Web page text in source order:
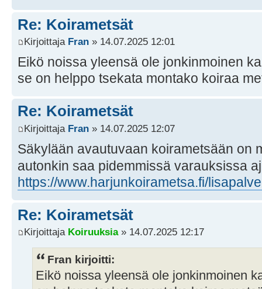
Re: Koirametsät
Kirjoittaja Fran » 14.07.2025 12:01
Eikö noissa yleensä ole jonkinmoinen
se on helppo tsekata montako koiraa
Re: Koirametsät
Kirjoittaja Fran » 14.07.2025 12:07
Säkylään avautuvaan koirametsään on
autonkin saa pidemmissä varauksissa
https://www.harjunkoirametsa.fi/
Re: Koirametsät
Kirjoittaja Koiruuksia» 14.07.2025 12:17
Fran kirjoitti:
Eikö noissa yleensä ole jonkinmoinen